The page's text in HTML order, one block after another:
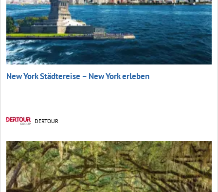
New York Städtereise – New York erleben
DERTOUR